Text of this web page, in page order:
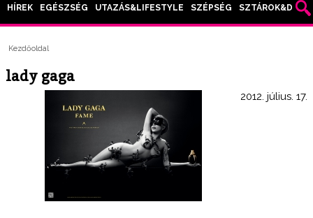
HÍREK EGÉSZSÉG UTAZÁS&LIFESTYLE SZÉPSÉG SZTÁROK&DIVAT
Kezdőoldal
lady gaga
2012. július. 17.